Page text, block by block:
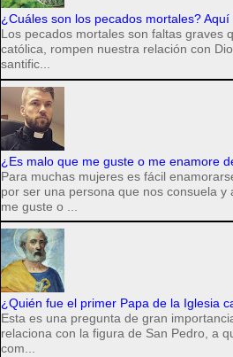
¿Cuáles son los pecados mortales? Aquí
Los pecados mortales son faltas graves
católica, rompen nuestra relación con
santific...
¿Es malo que me guste o me enamore
Para muchas mujeres es fácil
por ser una persona que nos consuela y
me guste o ...
¿Quién fue el primer Papa de la Iglesia
Esta es una pregunta de gran
relaciona con la figura de San Pedro, a
com...